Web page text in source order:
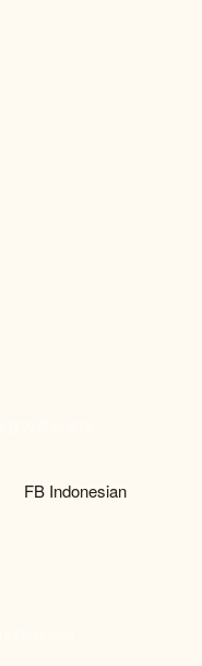
FB Indonesian